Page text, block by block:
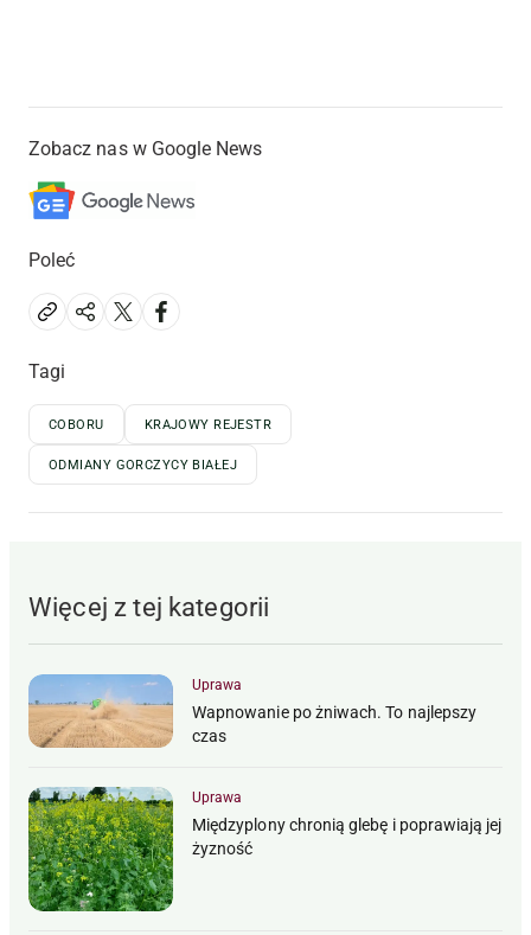
Zobacz nas w Google News
Poleć
Tagi
COBORU KRAJOWY REJESTR
ODMIANY GORCZYCY BIAŁEJ
Więcej z tej kategorii
Uprawa
Wapnowanie po żniwach. To najlepszy
czas
Uprawa
Międzyplony chronią glebę i poprawiają jej
żyzność